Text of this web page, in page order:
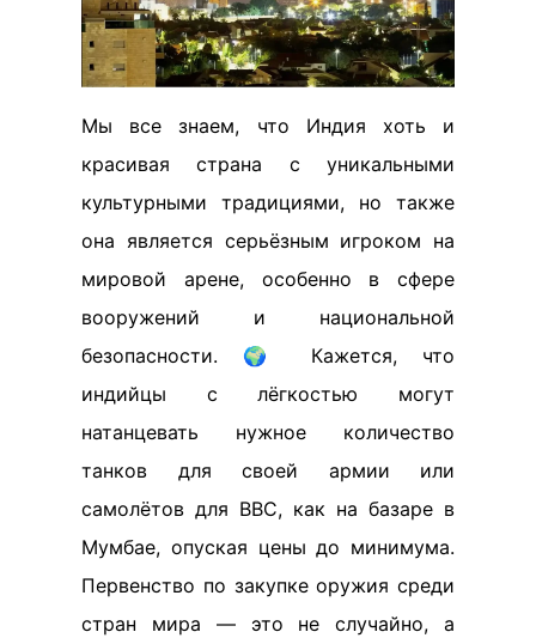
Мы все знаем, что Индия хоть и
красивая страна с уникальными
культурными традициями, но также
она является серьёзным игроком на
мировой арене, особенно в сфере
вооружений и национальной
безопасности. 🌍 Кажется, что
индийцы с лёгкостью могут
натанцевать нужное количество
танков для своей армии или
самолётов для ВВС, как на базаре в
Мумбае, опуская цены до минимума.
Первенство по закупке оружия среди
стран мира — это не случайно, а